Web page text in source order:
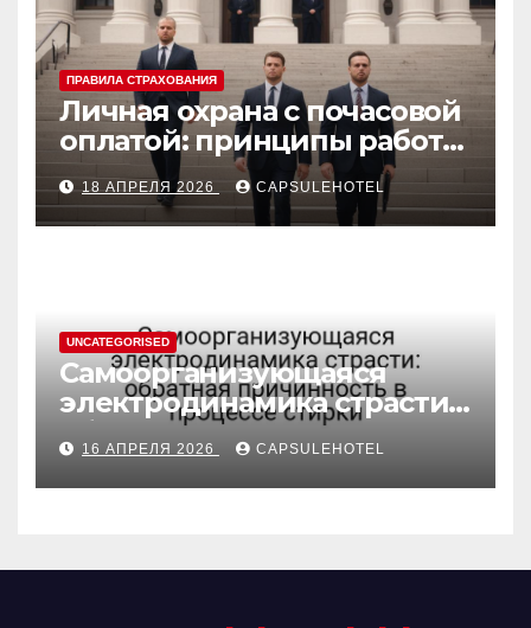
ПРАВИЛА СТРАХОВАНИЯ
Личная охрана с почасовой
оплатой: принципы работы
и правовые аспекты
18 АПРЕЛЯ 2026 CAPSULEHOTEL
UNCATEGORISED
Самоорганизующаяся
электродинамика страсти:
обратная причинность в
процессе стирки
16 АПРЕЛЯ 2026 CAPSULEHOTEL